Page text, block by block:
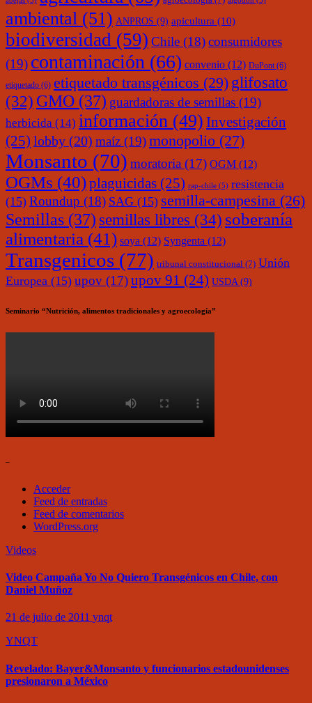
ambiental (51) ANPROS (9) apicultura (10)
biodiversidad (59) Chile (18)consumidores
(19) contaminación (66) convenio (12) DuPont (6)
etiquetado (6) etiquetado transgénicos (29) glifosato
(32) GMO (37) guardadoras de semillas (19)
herbicida (14) información (49) Investigación
(25) lobby (20) maíz (19)monopolio (27)
Monsanto (70) moratoria (17) OGM (12)
OGMs (40)plaguicidas (25) rap-chile (5) resistencia
(15) Roundup (18) SAG (15) semilla-campesina (26)
Semillas (37) semillas libres (34) soberanía
alimentaria (41) soya (12) Syngenta (12)
Transgenicos (77) tribunal constitucional (7) Unión
Europea (15) upov (17)upov 91 (24) USDA (9)
Seminario “Nutrición, alimentos tradicionales y agroecología”
–
Acceder
Feed de entradas
Feed de comentarios
WordPress.org
Videos
Video Campaña Yo No Quiero Transgénicos en Chile, con
Daniel Muñoz
21 de julio de 2011 ynqt
YNQT
Revelado: Bayer&Monsanto y funcionarios estadounidenses
presionaron a México